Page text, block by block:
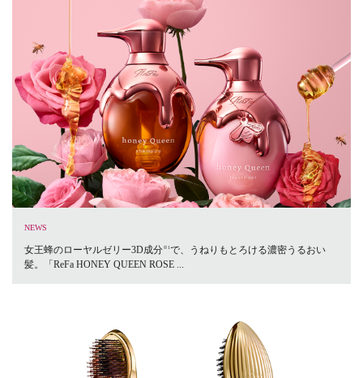
NEWS
女王蜂のローヤルゼリー3D成分※1で、うねりもとろける濃密うるおい
髪。「ReFa HONEY QUEEN ROSE ...